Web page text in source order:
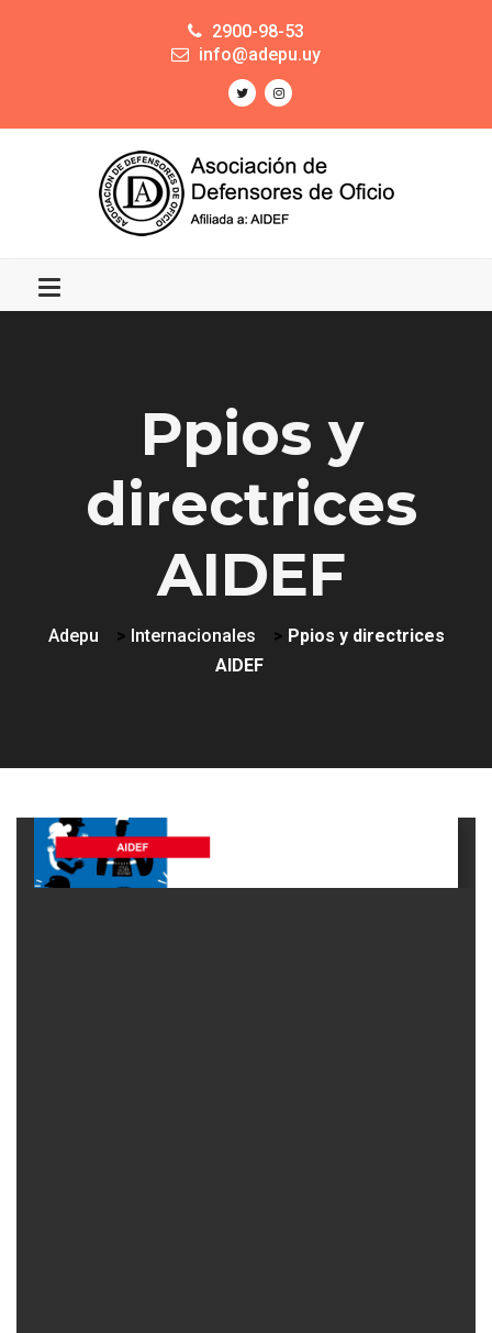
2900-98-53
info@adepu.uy
Ppios y
directrices
AIDEF
Adepu > Internacionales > Ppios y directrices
AIDEF